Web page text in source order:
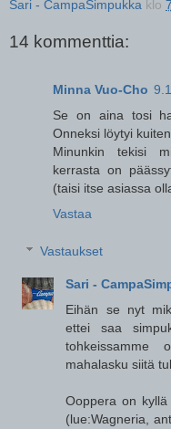
Sari - CampaSimpukka klo
14 kommenttia:
Minna Vuo-Cho
Se on aina tosi
Onneksi löytyi
Minunkin tekisi
kerrasta on
(taisi itse asiassa
Vastaa
Vastaukset
Sari -
Eihän se nyt
ettei saa
mahalasku siitä
Ooppera on
(lue:Wagneria,